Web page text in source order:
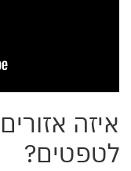
איזה
לטפטים?